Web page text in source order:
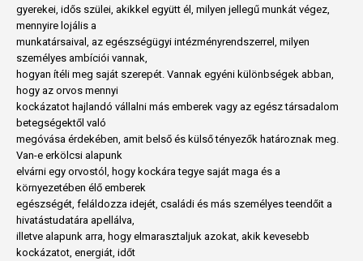
gyerekei, idős szülei, akikkel együtt él, milyen jellegű munkát végez,
mennyire lojális a
munkatársaival, az egészségügyi intézményrendszerrel, milyen
személyes ambíciói vannak,
hogyan ítéli meg saját szerepét. Vannak egyéni különbségek abban,
hogy az orvos mennyi
kockázatot hajlandó vállalni más emberek vagy az egész társadalom
betegségektől való
megóvása érdekében, amit belső és külső tényezők határoznak meg.
Van-e erkölcsi alapunk
elvárni egy orvostól, hogy kockára tegye saját maga és a
környezetében élő emberek
egészségét, feláldozza idejét, családi és más személyes teendőit a
hivatástudatára apellálva,
illetve alapunk arra, hogy elmarasztaljuk azokat, akik kevesebb
kockázatot, energiát, időt